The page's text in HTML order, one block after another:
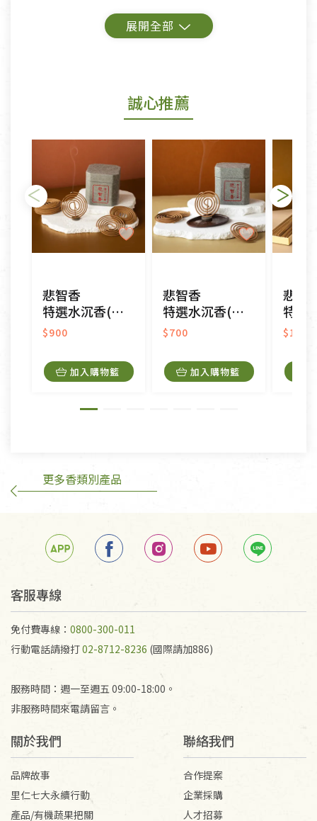
鑑賞期商品說明：
若您購買的商品有下列「不適用七天鑑賞期商品」情
形者，除商品瑕疵以外，恕不接受退換貨.
依消保法之規定提供該商品七天免費鑑賞期(含例假
日)的服務，原則上若商品未經使用或被汙損(除商品
瑕疵)，一般皆可申請退換貨。
不適用七天鑑賞期商品：
以數位或電磁紀錄形式儲存之商品、易於變質或損壞
接受原片換新。
衣飾鞋類-如T恤，如於送達後水洗或污損者。
美容保養用品、內衣褲、襪子、口罩等私人消耗性產
內衣褲、襪子、口罩個人衛生用品除商品本身有瑕疵
外,依據《通訊交易解除權合理例外情事適用準
訂購手抄稿退貨需知：
若未保持原包裝方式或未使用原箱退回，導致書籍有
任何折損、磨損、污損或凹角，將不接受退貨，也不
不接受退貨之手抄稿，為敬重法寶故，里仁網購無法
代為結緣處理等。 若需將手抄稿寄還給消費者，因而
產生的運費100元/箱將由消費者負擔。
誠心推薦
悲智香
特選水沉香(中盤)
$900
加入購物籃
悲智香
特選水沉香(微盤)
$700
加入購物籃
悲智
特選水
更多香類別產品
客服專線
免付費專線： 0800-300-011
行動電話請撥打02-8712-8236 (國際請加886)
服務時間：週一至週五 09:00-18:00。
非服務時間來電請留言。
關於我們
品牌故事
里仁七大永續行動
產品/有機蔬果把關
聯絡我們
合作提案
企業採購
人才招募